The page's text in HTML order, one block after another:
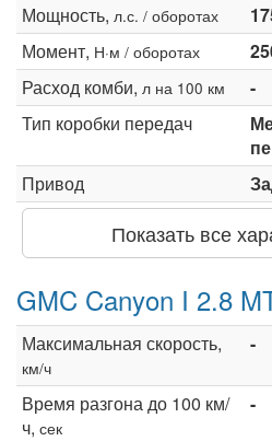
Мощность, л.с. / оборотах
Момент, Н·м / оборотах
Расход комби, л на 100 км
-
Тип коробки передач
Привод
Показать все
GMC Canyon I 2.8
Максимальная скорость,
км/ч
-
Время разгона до 100 км/
ч, сек
-